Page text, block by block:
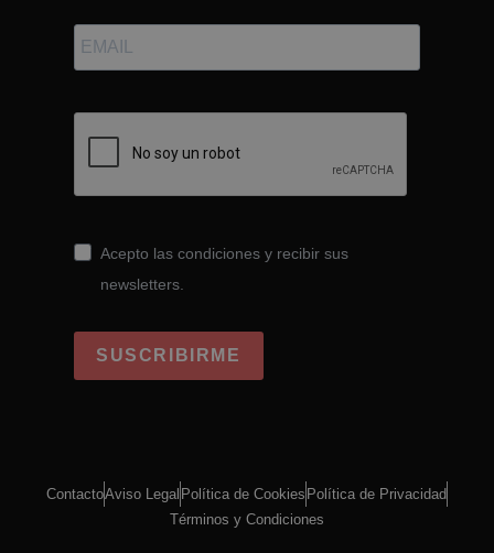
Acepto las condiciones y recibir sus
newsletters.
SUSCRIBIRME
ContactoAviso Legal Política de Cookies Política de Privacidad
Términos y Condiciones